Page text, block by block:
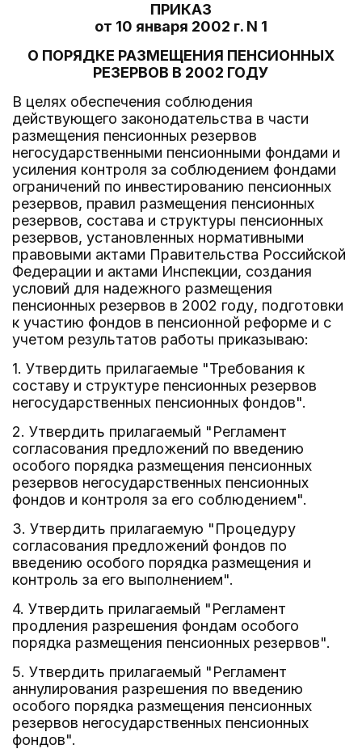
ПРИКАЗ
от 10 января 2002 г. N 1
О ПОРЯДКЕ РАЗМЕЩЕНИЯ ПЕНСИОННЫХ
РЕЗЕРВОВ В 2002 ГОДУ
В целях обеспечения соблюдения
действующего законодательства в части
размещения пенсионных резервов
негосударственными пенсионными фондами и
усиления контроля за соблюдением фондами
ограничений по инвестированию пенсионных
резервов, правил размещения пенсионных
резервов, состава и структуры пенсионных
резервов, установленных нормативными
правовыми актами Правительства Российской
Федерации и актами Инспекции, создания
условий для надежного размещения
пенсионных резервов в 2002 году, подготовки
к участию фондов в пенсионной реформе и с
учетом результатов работы приказываю:
1. Утвердить прилагаемые "Требования к
составу и структуре пенсионных резервов
негосударственных пенсионных фондов".
2. Утвердить прилагаемый "Регламент
согласования предложений по введению
особого порядка размещения пенсионных
резервов негосударственных пенсионных
фондов и контроля за его соблюдением".
3. Утвердить прилагаемую "Процедуру
согласования предложений фондов по
введению особого порядка размещения и
контроль за его выполнением".
4. Утвердить прилагаемый "Регламент
продления разрешения фондам особого
порядка размещения пенсионных резервов".
5. Утвердить прилагаемый "Регламент
аннулирования разрешения по введению
особого порядка размещения пенсионных
резервов негосударственных пенсионных
фондов".